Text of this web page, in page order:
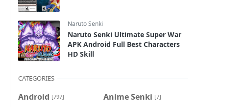
Naruto Senki
Naruto Senki Ultimate Super War
APK Android Full Best Characters
HD Skill
CATEGORIES
Android [797] Anime Senki [7]